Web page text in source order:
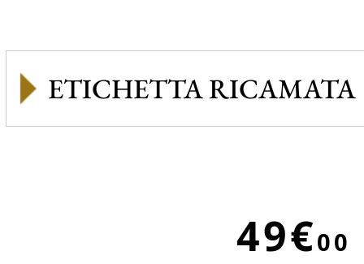
ETICHETTA RICAMATA
49€00